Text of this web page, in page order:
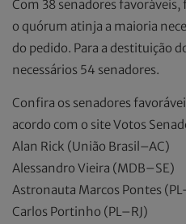
Com 38 senadores
o quórum atinja a maioria
do pedido. Para a destituição
necessários 54 senadores.
Confira os senadores
acordo com o site Votos
Alan Rick (União Brasil–AC)
Alessandro Vieira (MDB–SE)
Astronauta Marcos Pontes
Carlos Portinho (PL–RJ)